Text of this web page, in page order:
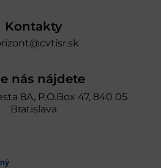
Kontakty
nás nájdete
8A, P.O.Box 47, 840 05
Bratislava